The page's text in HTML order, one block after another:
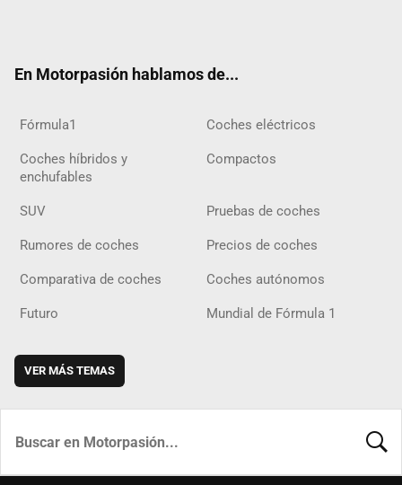
En Motorpasión hablamos de...
Fórmula1 Coches eléctricos
Coches híbridos y
enchufables
Compactos
SUV Pruebas de coches
Rumores de coches Precios de coches
Comparativa de coches Coches autónomos
Futuro Mundial de Fórmula 1
VER MÁS TEMAS